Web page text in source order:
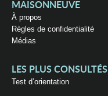
MAISONNEUVE
À propos
Règles de confidentialité
Médias
LES PLUS CONSULTÉS
Test d’orientation